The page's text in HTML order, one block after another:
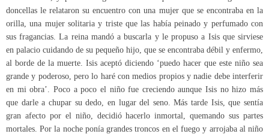
doncellas le relataron su encuentro con una mujer que se encontraba en la
orilla, una mujer solitaria y triste que las había peinado y perfumado con
sus fragancias. La reina mandó a buscarla y le propuso a Isis que sirviese
en palacio cuidando de su pequeño hijo, que se encontraba débil y enfermo,
al borde de la muerte. Isis aceptó diciendo ‘puedo hacer que este niño sea
grande y poderoso, pero lo haré con medios propios y nadie debe interferir
en mi obra’. Poco a poco el niño fue creciendo aunque Isis no hizo más
que darle a chupar su dedo, en lugar del seno. Más tarde Isis, que sentía
gran afecto por el niño, decidió hacerlo inmortal, quemando sus partes
mortales. Por la noche ponía grandes troncos en el fuego y arrojaba al niño